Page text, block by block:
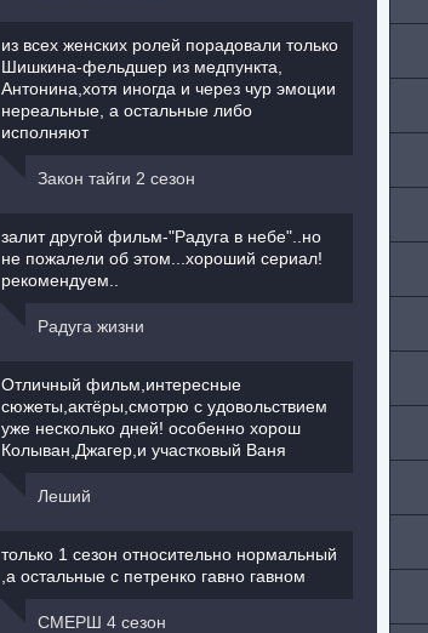
из всех женских ролей порадовали только
Шишкина-фельдшер из медпункта,
Антонина,хотя иногда и через чур эмоции
нереальные, а остальные либо
исполняют
Закон тайги 2 сезон
залит другой фильм-"Радуга в небе"..но
не пожалели об этом...хороший сериал!
рекомендуем..
Радуга жизни
Отличный фильм,интересные
сюжеты,актёры,смотрю с удовольствием
уже несколько дней! особенно хорош
Колыван,Джагер,и участковый Ваня
Леший
только 1 сезон относительно нормальный
,а остальные с петренко гавно гавном
СМЕРШ 4 сезон